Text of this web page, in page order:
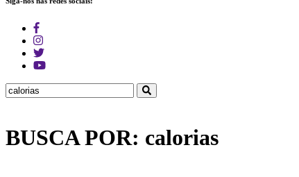
BUSCA POR: calorias